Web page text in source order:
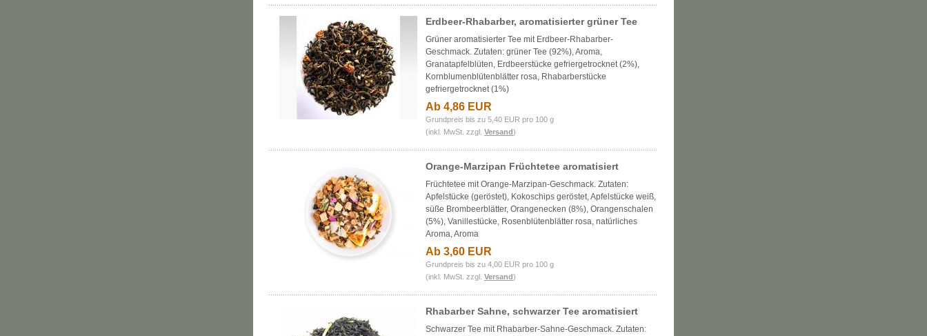
Erdbeer-Rhabarber, aromatisierter grüner Tee
Grüner aromatisierter Tee mit Erdbeer-Rhabarber-
Geschmack. Zutaten: grüner Tee (92%), Aroma,
Granatapfelblüten, Erdbeerstücke gefriergetrocknet (2%),
Kornblumenblütenblätter rosa, Rhabarberstücke
gefriergetrocknet (1%)
Ab 4,86 EUR
Grundpreis bis zu 5,40 EUR pro 100 g
(inkl. MwSt. zzgl.Versand)
Orange-Marzipan Früchtetee aromatisiert
Früchtetee mit Orange-Marzipan-Geschmack. Zutaten:
Apfelstücke (geröstet), Kokoschips geröstet, Apfelstücke weiß,
süße Brombeerblätter, Orangenecken (8%), Orangenschalen
(5%), Vanillestücke, Rosenblütenblätter rosa, natürliches
Aroma, Aroma
Ab 3,60 EUR
Grundpreis bis zu 4,00 EUR pro 100 g
(inkl. MwSt. zzgl.Versand)
Rhabarber Sahne, schwarzer Tee aromatisiert
Schwarzer Tee mit Rhabarber-Sahne-Geschmack. Zutaten: